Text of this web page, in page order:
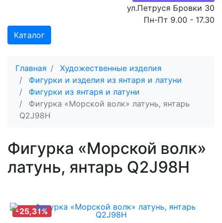
ул.Петруся Бровки 30
Пн-Пт 9.00 - 17.30
Каталог
Главная
Художественные изделия
Фигурки и изделия из янтаря и латуни
Фигурки из янтаря и латуни
Фигурка «Морской волк» латунь, янтарь
Q2J98H
Фигурка «Морской волк»
латунь, янтарь Q2J98H
-25,31%